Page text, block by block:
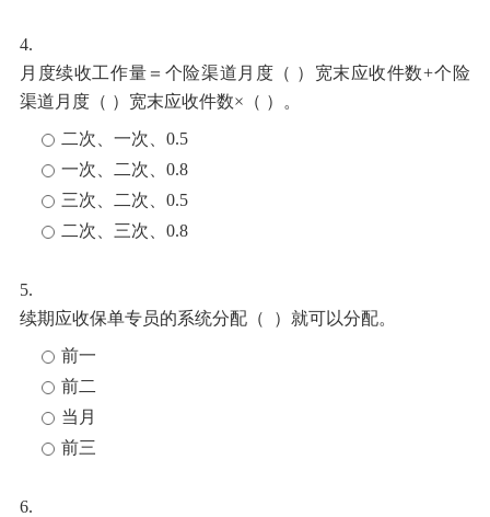
4.
月度续收工作量＝个险渠道月度（ ）宽末应收件数+个险
渠道月度（ ）宽末应收件数×（ ）
。
二次、一次、0.5
一次、二次、0.8
三次、二次、0.5
二次、三次、0.8
5.
续期应收保单专员的系统分配（
）就可以分配。
前一
前二
当月
前三
6.